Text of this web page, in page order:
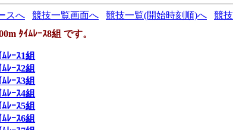
スへ 競技一覧画面へ 競技一覧(開始時刻順)へ 競
ﾀｲﾑﾚｰｽ8組 です。
ﾚｰｽ1組
ﾚｰｽ2組
ﾚｰｽ3組
ﾚｰｽ4組
ﾚｰｽ5組
ﾚｰｽ6組